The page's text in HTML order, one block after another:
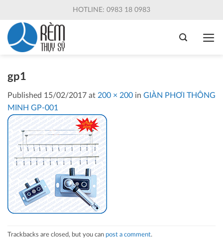
content
HOTLINE: 0983 18 0983
gp1
Published 15/02/2017 at 200 × 200 in GIÀN PHƠI THÔNG
MINH GP-001
Trackbacks are closed, but you can post a comment.